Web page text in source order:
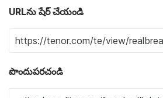
URLను షేర్ చేయండి
పొందుపరచండి